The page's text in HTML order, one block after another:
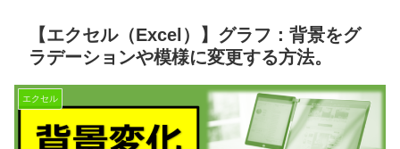
【エクセル（Excel）】グラフ：背景をグ
ラデーションや模様に変更する方法。
エクセル